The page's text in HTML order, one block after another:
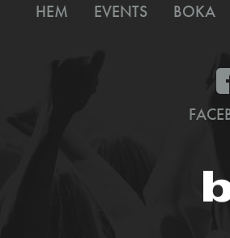
HEM EVENTS BOKA